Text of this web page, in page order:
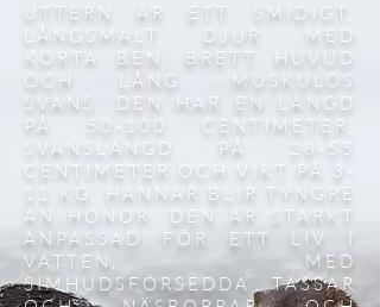
UTTERN ÄR ETT SMIDIGT,
LÅNGSMALT DJUR MED
KORTA BEN, BRETT HUVUD
OCH LÅNG, MUSKULÖS
SVANS. DEN HAR EN LÄNGD
PÅ 50-100 CENTIMETER,
SVANSLÄNGD PÅ 28-55
CENTIMETER OCH VIKT PÅ 3-
11 KG. HANNAR BLIR TYNGRE
ÄN HONOR. DEN ÄR STARKT
ANPASSAD FÖR ETT LIV I
VATTEN, MED
SIMHUDSFÖRSEDDA TASSAR